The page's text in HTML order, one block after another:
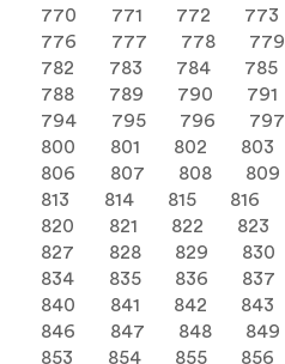
770
771 772 773
776
777 778 779
782
783 784 785
788
789 790 791
794
795 796 797
800
801 802 803
806
807 808 809
813
814 815 816
820
821 822 823
827
828 829 830
834
835 836 837
840
841 842 843
846
847 848 849
853
854 855 856